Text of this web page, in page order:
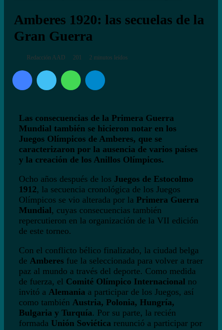
Amberes 1920: las secuelas de la
Gran Guerra
Redacción AAD 201 2 minutos leídos
FacebookTwitter WhatsApp
Las consecuencias de la Primera Guerra
Mundial también se hicieron notar en los
Juegos Olímpicos de Amberes, que se
caracterizaron por la ausencia de varios países
y la creación de los Anillos Olímpicos.
Ocho años después de los Juegos de Estocolmo
1912, la secuencia cronológica de los Juegos
Olímpicos se vio alterada por la Primera Guerra
Mundial, cuyas consecuencias también
repercutieron en la organización de la VII edición
de este torneo.
Con el conflicto bélico finalizado, la ciudad belga
de Amberes fue la seleccionada para volver a traer
paz al mundo a través del deporte. Como medida
de fuerza, el Comité Olímpico Internacional no
invitó a Alemania a participar de los Juegos, así
como también Austria, Polonia, Hungría,
Bulgaria y Turquía. Por su parte, la recién
formada Unión Soviética renunció a participar por